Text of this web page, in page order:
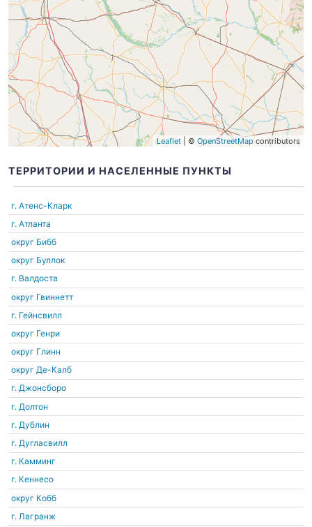
Leaflet | © OpenStreetMap contributors
ТЕРРИТОРИИ И НАСЕЛЕННЫЕ ПУНКТЫ
г. Атенс-Кларк
г. Атланта
округ Бибб
округ Буллок
г. Валдоста
округ Гвиннетт
г. Гейнсвилл
округ Генри
округ Глинн
округ Де-Калб
г. Джонсборо
г. Долтон
г. Дублин
г. Дугласвилл
г. Камминг
г. Кеннесо
округ Кобб
г. Лагранж